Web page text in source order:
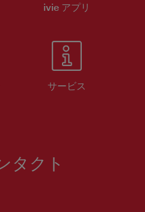
ivie アプリ
サービス
タクト